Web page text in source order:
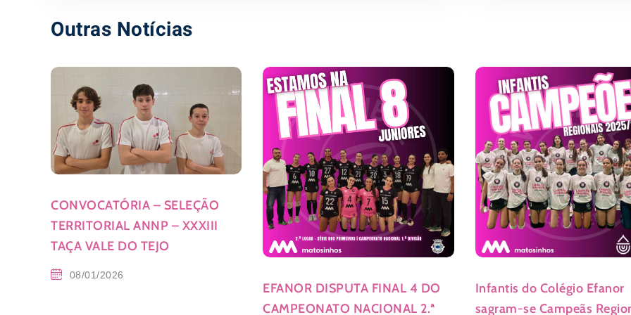
Outras Notícias
CONVOCATÓRIA – SELEÇÃO
TERRITORIAL ANNP – XXXIII
TAÇA VALE DO TEJO
08/01/2026
EFANOR DISPUTA FINAL 4 DO
CAMPEONATO NACIONAL 2.ª
Infantis do Colégio Efanor
sagram-se Campeãs